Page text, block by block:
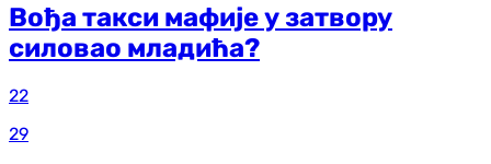
Вођа такси мафије у затвору
силовао младића?
22
29